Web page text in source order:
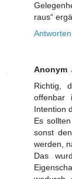
raus“
Antworten
Anonym
Richtig,
offenbar
Intention
Es
sonst
werden,
Das